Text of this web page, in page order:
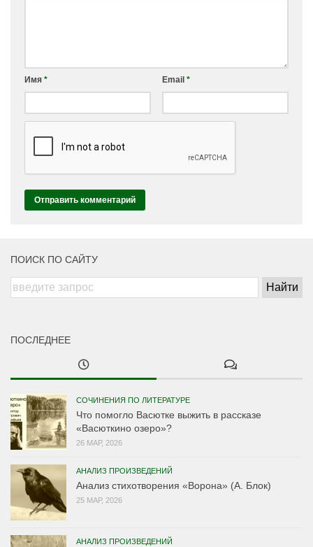
Имя * Email *
ПОИСК ПО САЙТУ
ПОСЛЕДНЕЕ
СОЧИНЕНИЯ ПО ЛИТЕРАТУРЕ
Что помогло Васютке выжить в рассказе
«Васюткино озеро»?
26 МАР, 2026
АНАЛИЗ ПРОИЗВЕДЕНИЙ
Анализ стихотворения «Ворона» (А. Блок)
25 МАР, 2026
АНАЛИЗ ПРОИЗВЕДЕНИЙ